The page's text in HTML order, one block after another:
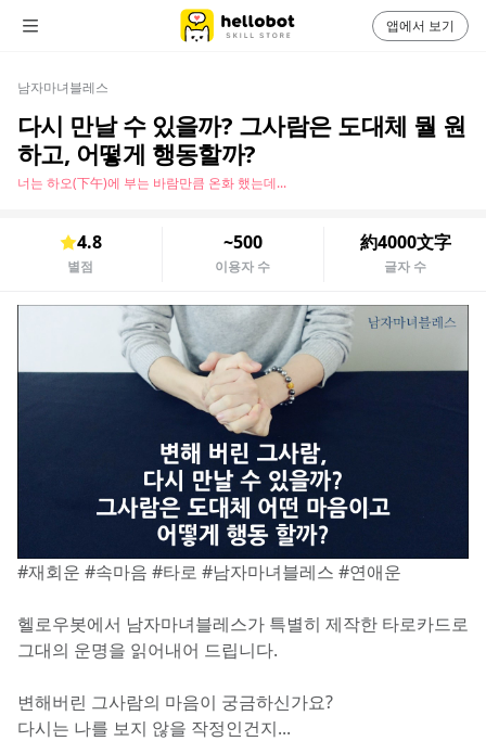
남자마녀블레스
다시 만날 수 있을까? 그사람은 도대체 뭘 원
하고, 어떻게 행동할까?
너는 하오(下午)에 부는 바람만큼 온화 했는데...
4.8
별점
~500
이용자 수
約4000文字
글자 수
#재회운 #속마음 #타로 #남자마녀블레스 #연애운
헬로우봇에서 남자마녀블레스가 특별히 제작한 타로카드로
그대의 운명을 읽어내어 드립니다.
변해버린 그사람의 마음이 궁금하신가요?
다시는 나를 보지 않을 작정인건지...
앱에서 보기